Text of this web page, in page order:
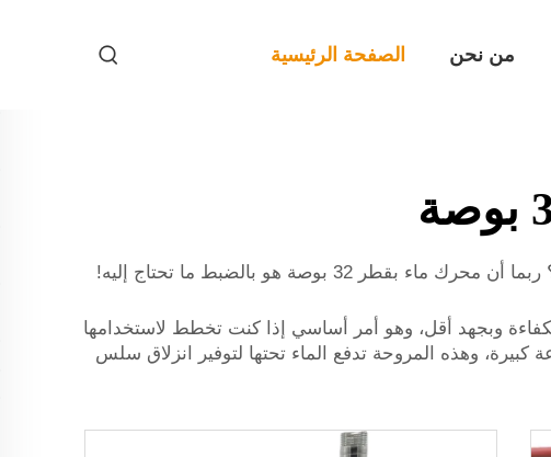
الصفحة الرئيسية من نحن
هل تبحث عن طريقة لجعل قاربك أسرع أو الحفاظ على نظافة وسلامة حمام السباحة الخاص بك بطريقة ممتعة؟ ربما أن محرك ماء بقطر 32 بوصة هو بالضبط ما تحتاج إليه!
تعمل على تحريك الماء بكفاءة وبجهد أقل، وهو أمر أساسي إذا كنت تخطط لاستخدامها
وهذه المروحة تدفع الماء تحتها لتوفير انزلاق سلس